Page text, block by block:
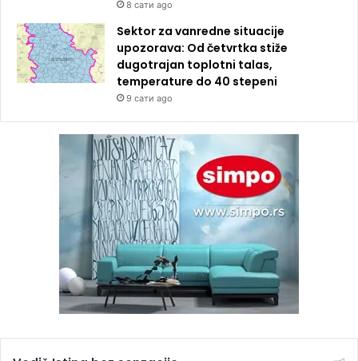
8 сати ago
Sektor za vanredne situacije
upozorava: Od četvrtka stiže
dugotrajan toplotni talas,
temperature do 40 stepeni
9 сати ago